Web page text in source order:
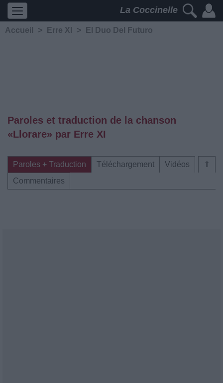
La Coccinelle
Accueil > Erre XI > El Duo Del Futuro
Paroles et traduction de la chanson
«Llorare» par Erre XI
⇑
Paroles + Traduction Téléchargement
Vidéos
Commentaires